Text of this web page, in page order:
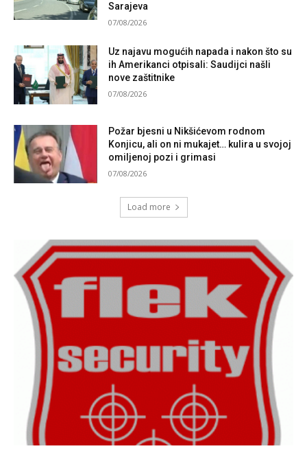
Sarajeva
07/08/2026
Uz najavu mogućih napada i nakon što su
ih Amerikanci otpisali: Saudijci našli
nove zaštitnike
07/08/2026
Požar bjesni u Nikšićevom rodnom
Konjicu, ali on ni mukajet… kulira u svojoj
omiljenoj pozi i grimasi
07/08/2026
Load more